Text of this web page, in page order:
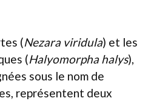
(Nezara viridula) et les
(Halyomorpha halys),
sous le nom de
représentent deux